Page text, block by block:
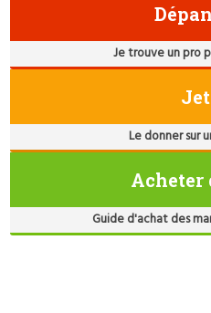
Je trouve un pro
Le donner sur
Acheter
Guide d'achat des